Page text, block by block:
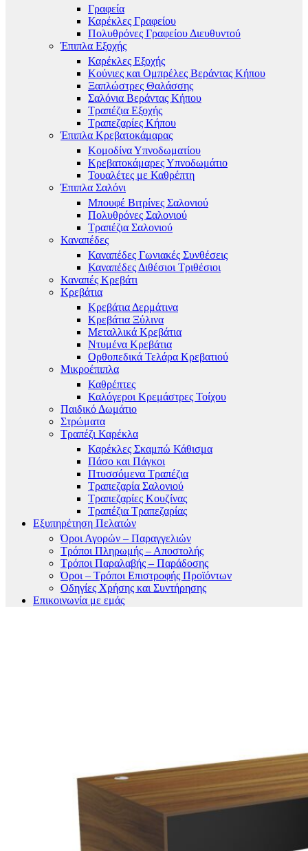
Γραφεία
Καρέκλες Γραφείου
Πολυθρόνες Γραφείου Διευθυντού
Έπιπλα Εξοχής
Καρέκλες Εξοχής
Κούνιες και Ομπρέλες Βεράντας Κήπου
Ξαπλώστρες Θαλάσσης
Σαλόνια Βεράντας Κήπου
Τραπέζια Εξοχής
Τραπεζαρίες Κήπου
Έπιπλα Κρεβατοκάμαρας
Κομοδίνα Υπνοδωματίου
Κρεβατοκάμαρες Υπνοδωμάτιο
Τουαλέτες με Καθρέπτη
Έπιπλα Σαλόνι
Μπουφέ Βιτρίνες Σαλονιού
Πολυθρόνες Σαλονιού
Τραπέζια Σαλονιού
Καναπέδες
Καναπέδες Γωνιακές Συνθέσεις
Καναπέδες Διθέσιοι Τριθέσιοι
Καναπές Κρεβάτι
Κρεβάτια
Κρεβάτια Δερμάτινα
Κρεβάτια Ξύλινα
Μεταλλικά Κρεβάτια
Ντυμένα Κρεβάτια
Ορθοπεδικά Τελάρα Κρεβατιού
Μικροέπιπλα
Καθρέπτες
Καλόγεροι Κρεμάστρες Τοίχου
Παιδικό Δωμάτιο
Στρώματα
Τραπέζι Καρέκλα
Καρέκλες Σκαμπώ Κάθισμα
Πάσο και Πάγκοι
Πτυσσόμενα Τραπέζια
Τραπεζαρία Σαλονιού
Τραπεζαρίες Κουζίνας
Τραπέζια Τραπεζαρίας
Εξυπηρέτηση Πελατών
Όροι Αγορών – Παραγγελιών
Τρόποι Πληρωμής – Αποστολής
Τρόποι Παραλαβής – Παράδοσης
Όροι – Τρόποι Επιστροφής Προϊόντων
Οδηγίες Χρήσης και Συντήρησης
Επικοινωνία με εμάς